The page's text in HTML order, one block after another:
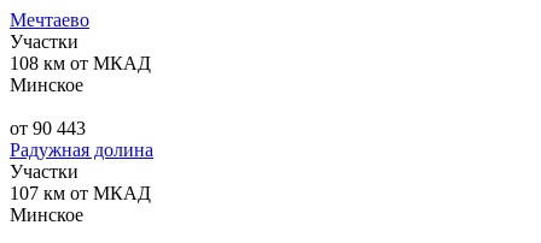
Мечтаево
Участки
108 км от МКАД
Минское
от 90 443
Радужная долина
Участки
107 км от МКАД
Минское